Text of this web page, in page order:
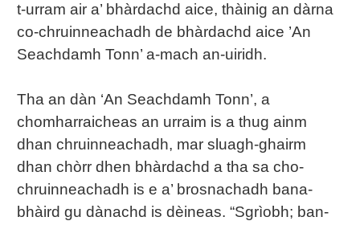
t-urram air a’ bhàrdachd aice, thàinig an dàrna
co-chruinneachadh de bhàrdachd aice ’An
Seachdamh Tonn’ a-mach an-uiridh.
Tha an dàn ‘An Seachdamh Tonn’, a
chomharraicheas an urraim is a thug ainm
dhan chruinneachadh, mar sluagh-ghairm
dhan chòrr dhen bhàrdachd a tha sa cho-
chruinneachadh is e a’ brosnachadh bana-
bhàird gu dànachd is dèineas. “Sgrìobh; ban-